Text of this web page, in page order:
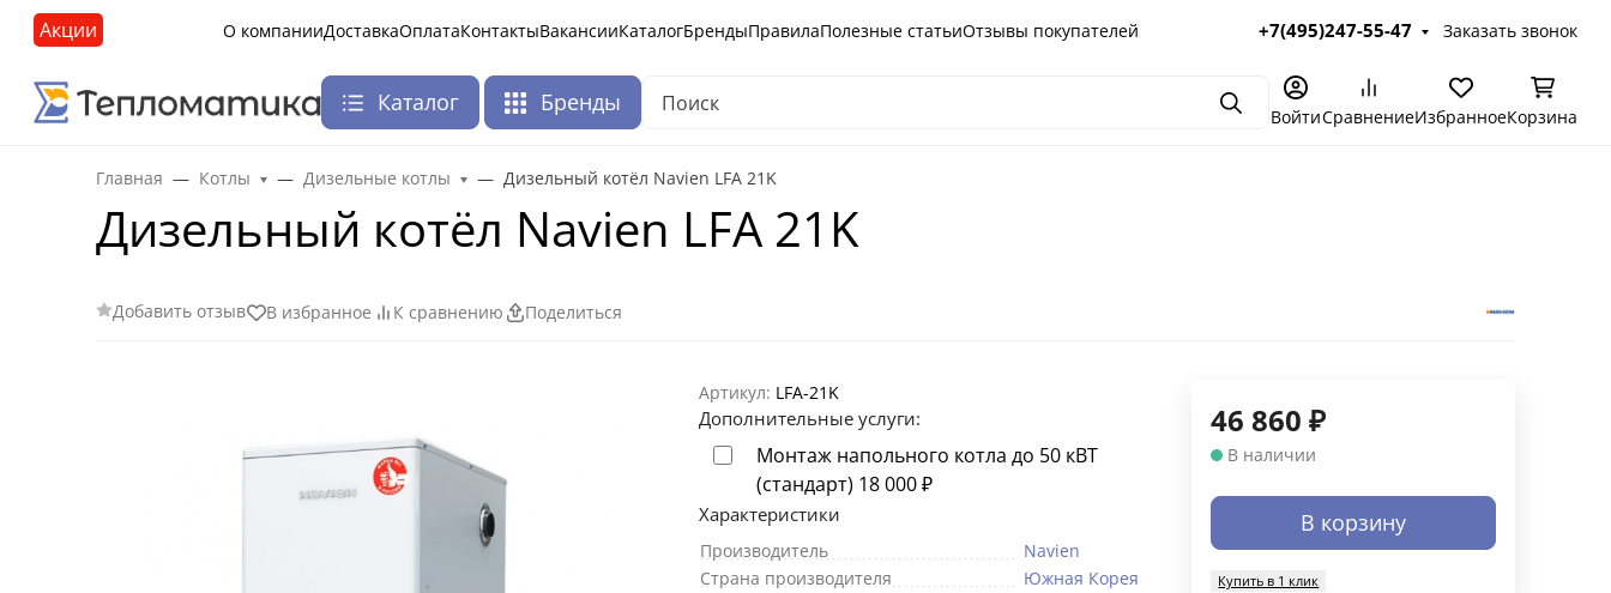
Акции О компанииДоставкаОплатаКонтактыВакансииКаталогБрендыПравилаПолезные статьиОтзывы покупателей +7(495)247-55-47 Заказать звонок
Каталог Бренды ПоискВойтиСравнениеИзбранноеКорзина
Главная Котлы Дизельные котлы Дизельный котёл Navien LFA 21K
Дизельный котёл Navien LFA 21K
Добавить отзыв В избранное К сравнению Поделиться
Артикул: LFA-21K
Дополнительные услуги:
Монтаж напольного котла до 50 кВТ
(стандарт) 18 000₽
Характеристики
Производитель
Navien
Страна производителя
Южная Корея
46 860 ₽
В наличии
В корзину
Купить в 1 клик